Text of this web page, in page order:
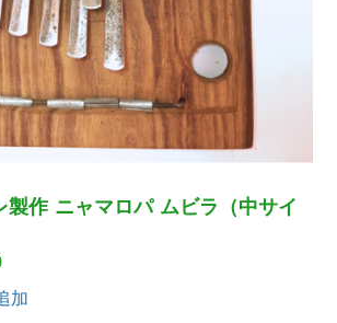
製作 ニャマロパ ムビラ（中サイ
現
在
の加